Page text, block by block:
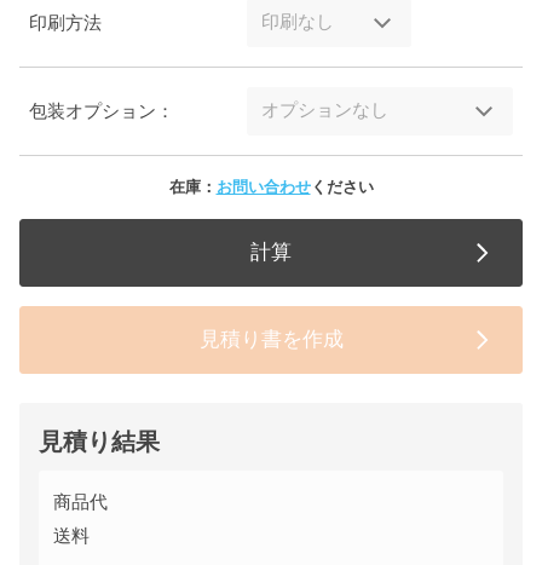
印刷方法
包装オプション：
在庫： お問い合わせください
計算
見積り書を作成
見積り結果
商品代
送料